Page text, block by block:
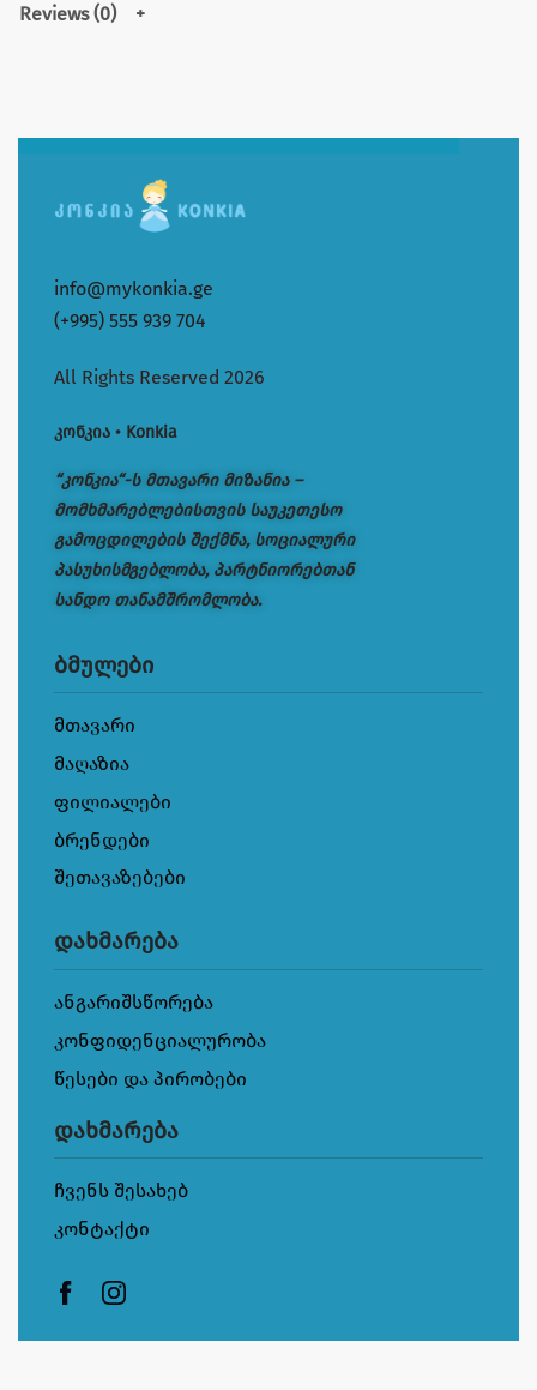
Reviews (0)
info@mykonkia.ge
(+995) 555 939 704
All Rights Reserved 2026
კონკია • Konkia
“კონკია“-ს მთავარი მიზანია –
მომხმარებლებისთვის საუკეთესო
გამოცდილების შექმნა, სოციალური
პასუხისმგებლობა, პარტნიორებთან
სანდო თანამშრომლობა.
ბმულები
მთავარი
მაღაზია
ფილიალები
ბრენდები
შეთავაზებები
დახმარება
ანგარიშსწორება
კონფიდენციალურობა
წესები და პირობები
დახმარება
ჩვენს შესახებ
კონტაქტი